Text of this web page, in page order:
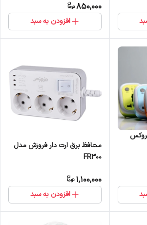
850,000
افزودن به سبد
محافظ برق ارت دار فروزش مدل
FR300
1,100,000
افزودن به سبد